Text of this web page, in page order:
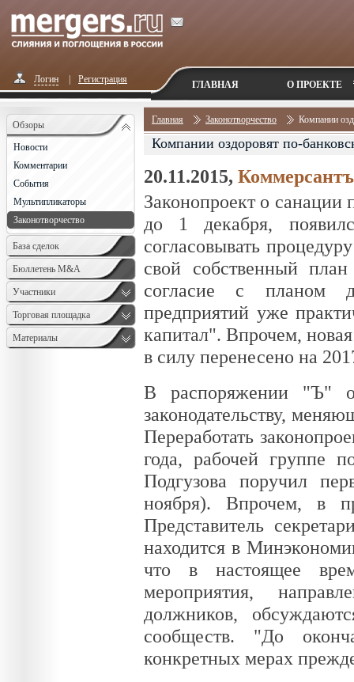
Логин Регистрация ГЛАВНАЯ О ПРОЕКТЕ
Обзоры
Новости
Комментарии
События
Мультипликаторы
Законотворчество
База сделок
Бюллетень M&A
Monthly
Участники
Торговая площадка
Материалы
Главная Законотворчество Компании
Компании оздоровят по-
20.11.2015, Коммерсантъ
Законопроект о
до 1 декабря,
согласовывать
свой собственный
согласие с планом
предприятий уже
капитал". Впрочем,
в силу перенесено на
В распоряжении "Ъ"
законодательству,
Переработать
года, рабочей группе
Подгузова поручил
ноября). Впрочем, в
Представитель
находится в
что в настоящее
мероприятия,
должников,
сообществ. "До
конкретных мерах